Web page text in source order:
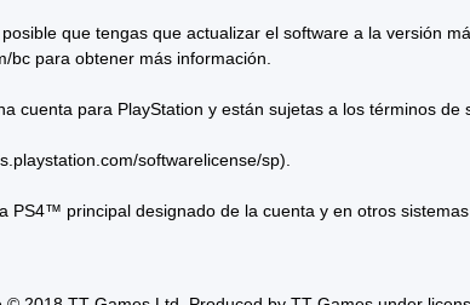
que tengas que actualizar el software a la versión
bc para obtener más información.
cuenta para PlayStation y están sujetas a los términos
softwarelicense/sp).
PS4™ principal designado de la cuenta y en otros